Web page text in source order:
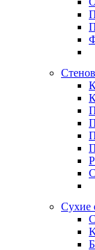
Сухие